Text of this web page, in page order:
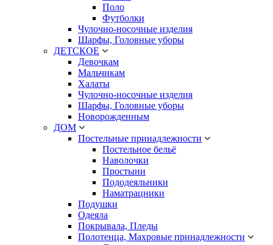
Поло
Футболки
Чулочно-носочные изделия
Шарфы, Головные уборы
ДЕТСКОЕ
Девочкам
Мальчикам
Халаты
Чулочно-носочные изделия
Шарфы, Головные уборы
Новорожденным
ДОМ
Постельные принадлежности
Постельное бельё
Наволочки
Простыни
Пододеяльники
Наматрацники
Подушки
Одеяла
Покрывала, Пледы
Полотенца, Махровые принадлежности